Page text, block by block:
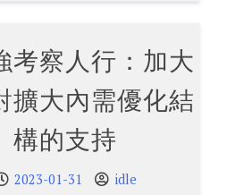
考察人行：加大
擴大內需優化結
構的支持
2023-01-31 idle